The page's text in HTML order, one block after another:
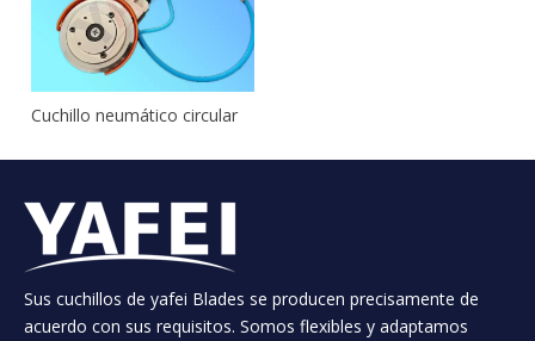
Cuchillo neumático circular
1
Sus cuchillos de yafei Blades se producen precisamente de
acuerdo con sus requisitos. Somos flexibles y adaptamos